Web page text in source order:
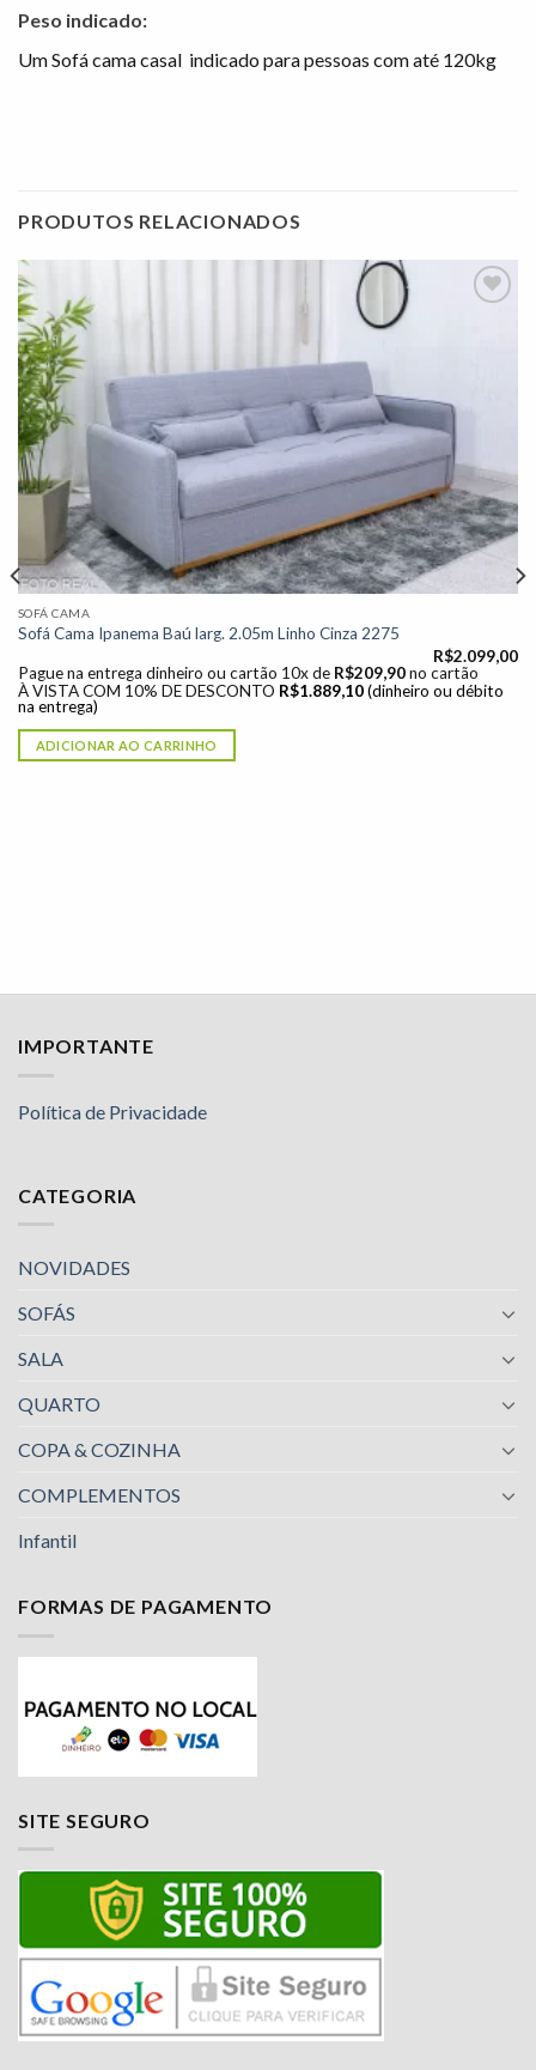
Peso indicado:
Um Sofá cama casal indicado para pessoas com até 120kg
PRODUTOS RELACIONADOS
SOFÁ CAMA
Sofá Cama Ipanema Baú larg. 2.05m Linho Cinza 2275
R$2.099,00
Pague na entrega dinheiro ou cartão 10x de R$209,90 no cartão
À VISTA COM 10% DE DESCONTO R$1.889,10 (dinheiro ou débito
na entrega)
ADICIONAR AO CARRINHO
IMPORTANTE
Política de Privacidade
CATEGORIA
NOVIDADES
SOFÁS
SALA
QUARTO
COPA & COZINHA
COMPLEMENTOS
Infantil
FORMAS DE PAGAMENTO
SITE SEGURO